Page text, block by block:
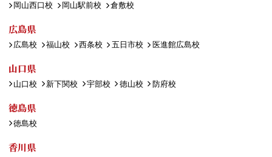
岡山西口校 岡山駅前校 倉敷校
広島県
広島校 福山校 西条校 五日市校 医進館広島校
山口県
山口校 新下関校 宇部校 徳山校 防府校
徳島県
徳島校
香川県